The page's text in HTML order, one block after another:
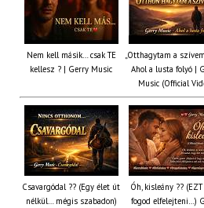
Nem kell másik… csak TE
kellesz ? | Gerry Music
„Otthagytam a
Ahol a lusta folyó |
Music (Official
Csavargódal ?? (Egy élet út
nélkül… mégis szabadon)
Óh, kisleány ??
fogod elfelejteni…)